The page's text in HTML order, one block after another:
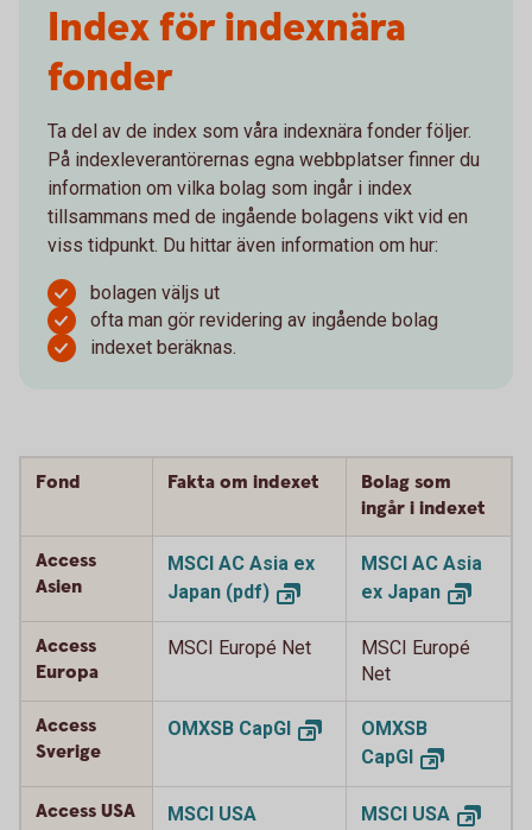
Index för indexnära
fonder
Ta del av de index som våra indexnära fonder följer.
På indexleverantörernas egna webbplatser finner du
information om vilka bolag som ingår i index
tillsammans med de ingående bolagens vikt vid en
viss tidpunkt. Du hittar även information om hur:
bolagen väljs ut
ofta man gör revidering av ingående bolag
indexet beräknas.
Fond Fakta om indexet
Bolag som
ingår i indexet
Access
Asien
MSCI AC Asia ex
Japan (pdf)
MSCI AC Asia
ex Japan
Access
Europa
MSCI Europé Net
MSCI Europé
Net
Access
Sverige
OMXSB CapGI
OMXSB
CapGI
Access USA
MSCI USA
MSCI USA